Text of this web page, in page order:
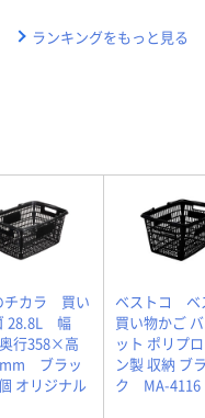
ランキングをもっと見る
チカラ 買い
28.8L 幅
行358×高
ブラッ
オリジナル
ベストコ ベ
買い物かご
ット ポリプ
ン製 収納 ブ
ク MA-